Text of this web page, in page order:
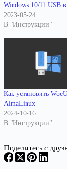
Windows 10/11 USB
2023-05-24
В "Инструкции"
Как установить
AlmaLinux
2024-10-16
В "Инструкции"
Поделитесь с